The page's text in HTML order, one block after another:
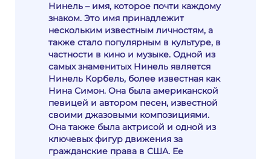
Нинель – имя, которое почти каждому
знаком. Это имя принадлежит
нескольким известным личностям, а
также стало популярным в культуре, в
частности в кино и музыке. Одной из
самых знаменитых Нинель является
Нинель Корбель, более известная как
Нина Симон. Она была американской
певицей и автором песен, известной
своими джазовыми композициями.
Она также была актрисой и одной из
ключевых фигур движения за
гражданские права в США. Ее